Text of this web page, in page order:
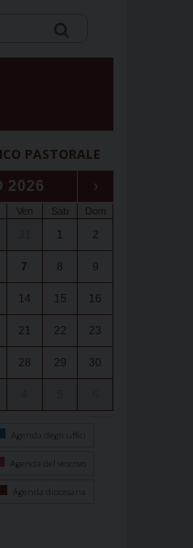
PASTORALE
2026 ›
Ven Sab Dom
1 2
7 8 9
14 15 16
21 22 23
28 29 30
Agenda degli uffici
Agenda del vescovo
Agenda diocesana